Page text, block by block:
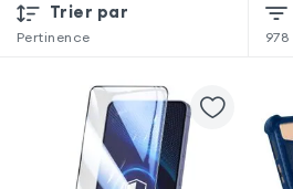
Trier par
Pertinence 978